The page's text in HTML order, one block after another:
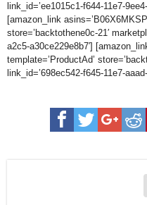
link_id=’ee1015c1-f644-11e7-
[amazon_link
store=’backtothene0c-21′
a2c5-a30ce229e8b7′]
template=’ProductAd’
link_id=’698ec542-f645-11e7-